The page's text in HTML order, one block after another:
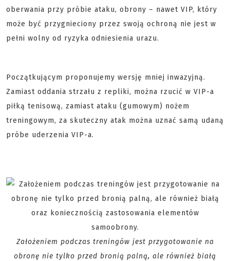
oberwania przy próbie ataku, obrony – nawet VIP, który
może być przygnieciony przez swoją ochroną nie jest w
pełni wolny od ryzyka odniesienia urazu.
Początkującym proponujemy wersję mniej inwazyjną.
Zamiast oddania strzału z repliki, można rzucić w VIP-a
piłką tenisową, zamiast ataku (gumowym) nożem
treningowym, za skuteczny atak można uznać samą udaną
próbe uderzenia VIP-a.
Założeniem podczas treningów jest przygotowanie na
obronę nie tylko przed bronią palną, ale również białą